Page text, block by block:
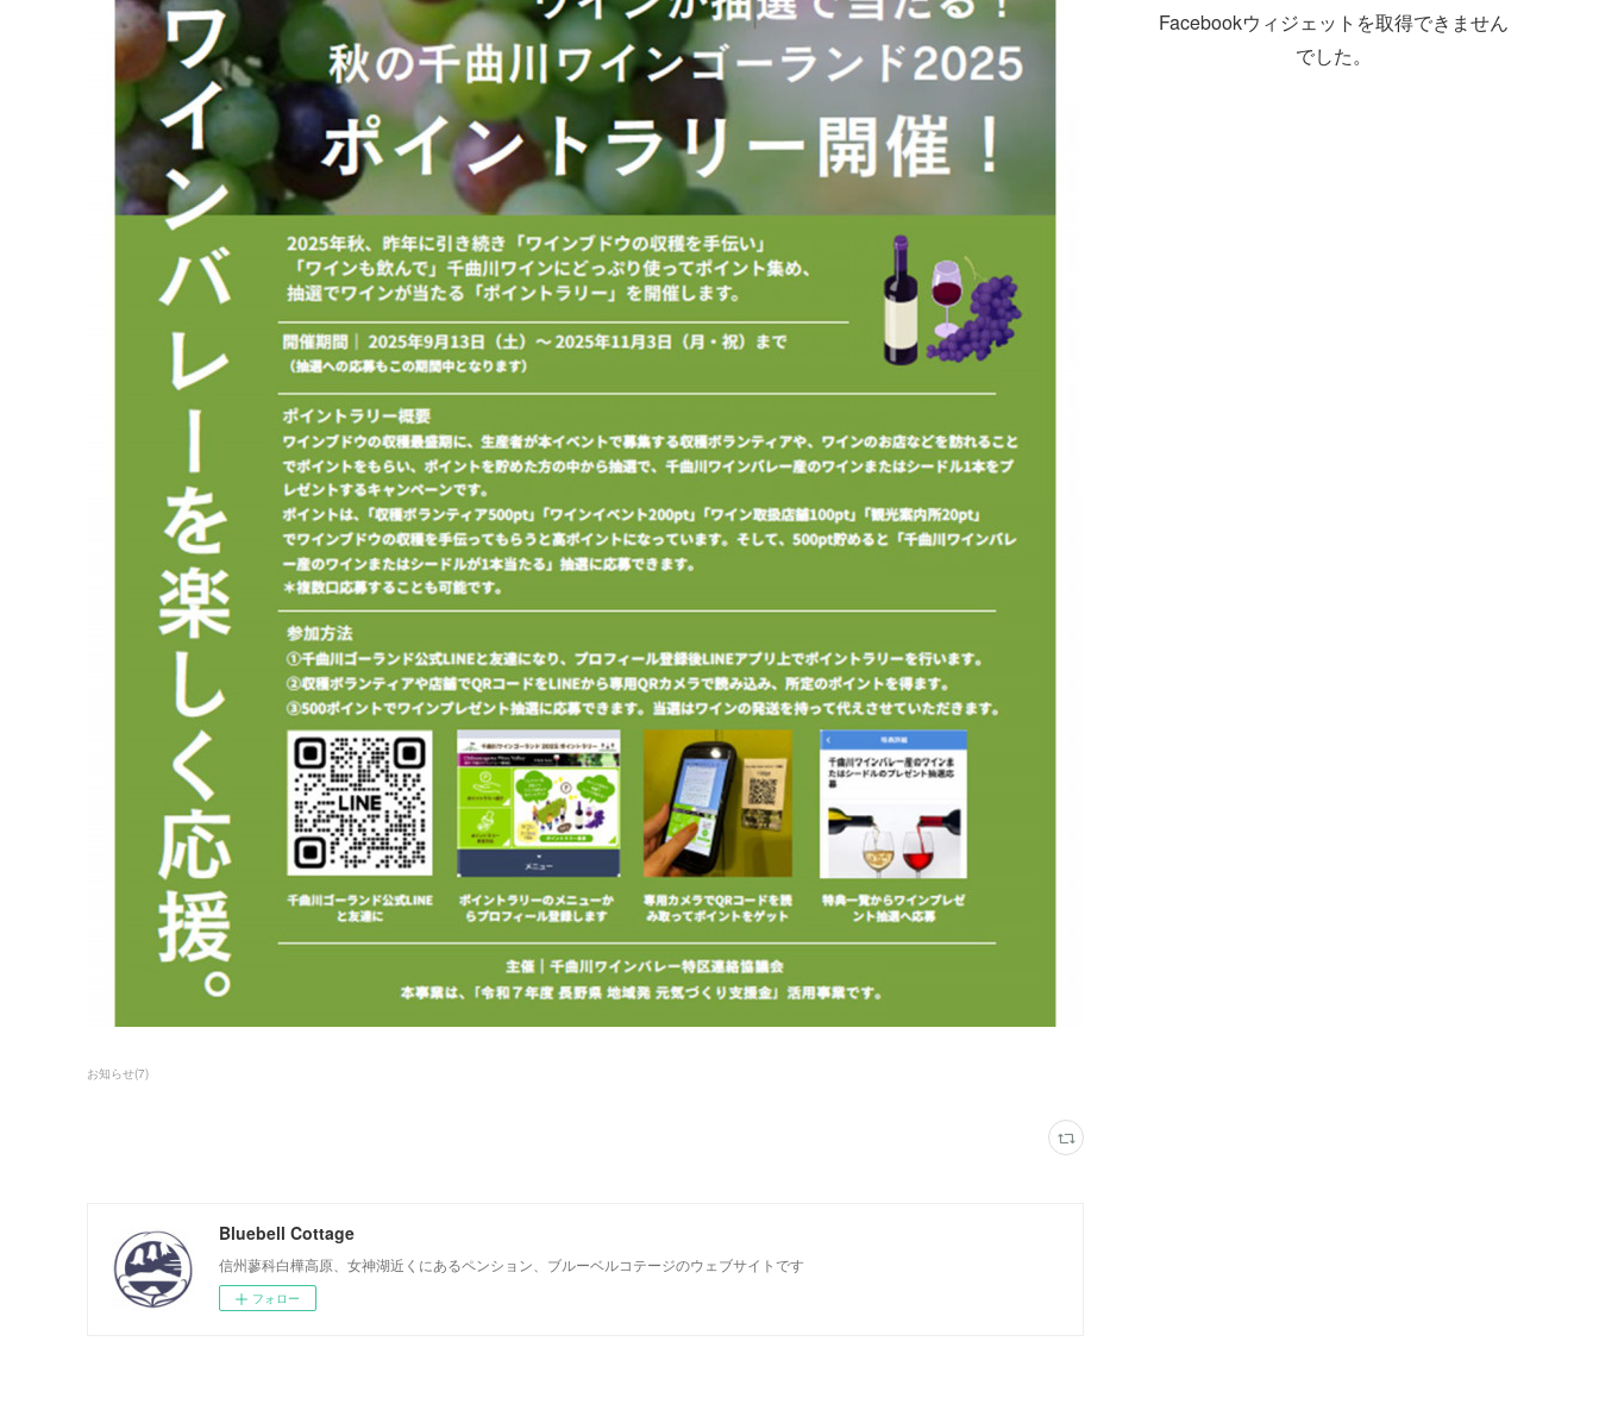
お知らせ(7)
Bluebell Cottage
信州蓼科白樺高原、女神湖近くにあるペンション、ブルーベルコテージのウェブサイトです
フォロー
Facebookウィジェットを取得できません
でした。